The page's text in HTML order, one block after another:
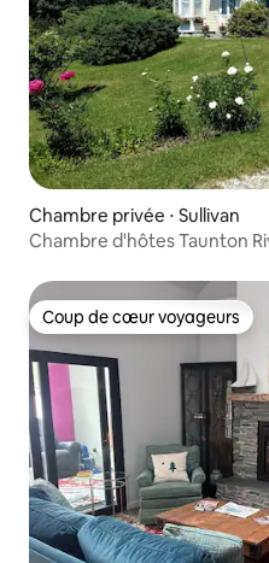
Chambre privée ⋅ Sullivan
Chambre d'hôtes Taunton
Coup de cœur voyageurs
Coup de cœur voyageurs